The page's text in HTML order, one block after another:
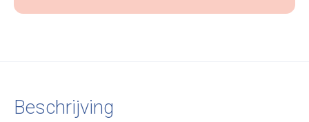
Beschrijving